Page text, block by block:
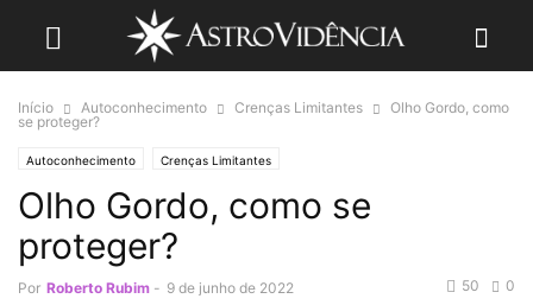
Início Autoconhecimento Crenças Limitantes
Olho Gordo, como
se proteger?
Autoconhecimento Crenças Limitantes
Olho Gordo, como se
proteger?
Por Roberto Rubim - 9 de junho de 2022 0
50